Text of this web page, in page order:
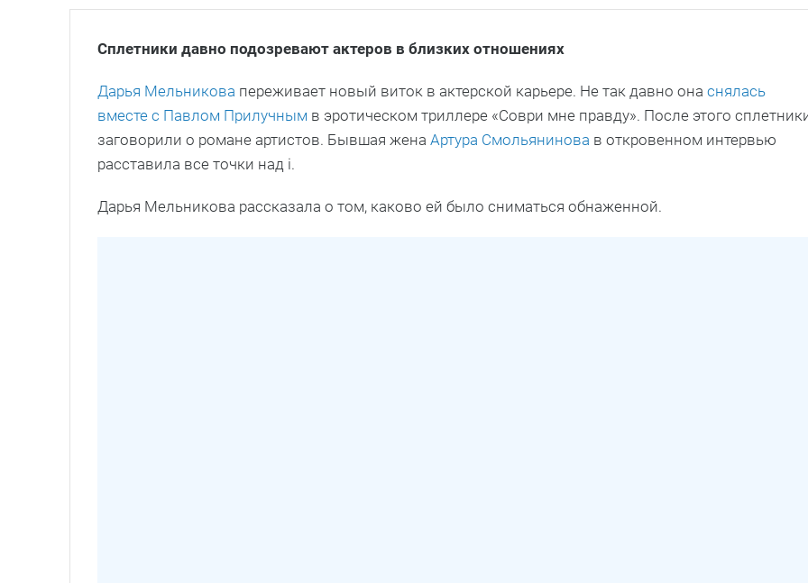
Сплетники давно подозревают актеров в близких отношениях
Дарья Мельникова переживает новый виток в актерской карьере. Не так давно она снялась
вместе с Павлом Прилучным в эротическом триллере «Соври мне правду». После этого
заговорили о романе артистов. Бывшая жена Артура Смольянинова в откровенном интервью
расставила все точки над i.
Дарья Мельникова рассказала о том, каково ей было сниматься обнаженной.